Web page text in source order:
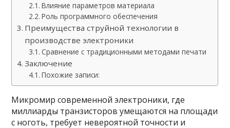
Влияние параметров материала
Роль программного обеспечения
Преимущества струйной технологии в
производстве электроники
Сравнение с традиционными методами печати
Заключение
Похожие записи:
Микромир современной электроники, где
миллиарды транзисторов умещаются на площади
с ноготь, требует невероятной точности и